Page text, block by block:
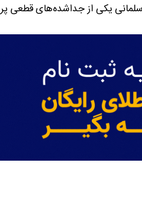
یکی از جداشده‌های قطعی